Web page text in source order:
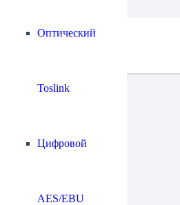
Оптический
Toslink
Цифровой
AES/EBU